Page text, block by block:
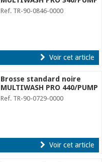
Ref. TR-90-0846-0000
Voir cet article
Brosse standard noire
MULTIWASH PRO 440/PUMP
Ref. TR-90-0729-0000
Voir cet article